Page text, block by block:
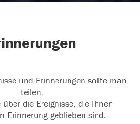
und Erinnerungen sollte man
teilen.
über die Ereignisse, die Ihnen
Erinnerung geblieben sind.